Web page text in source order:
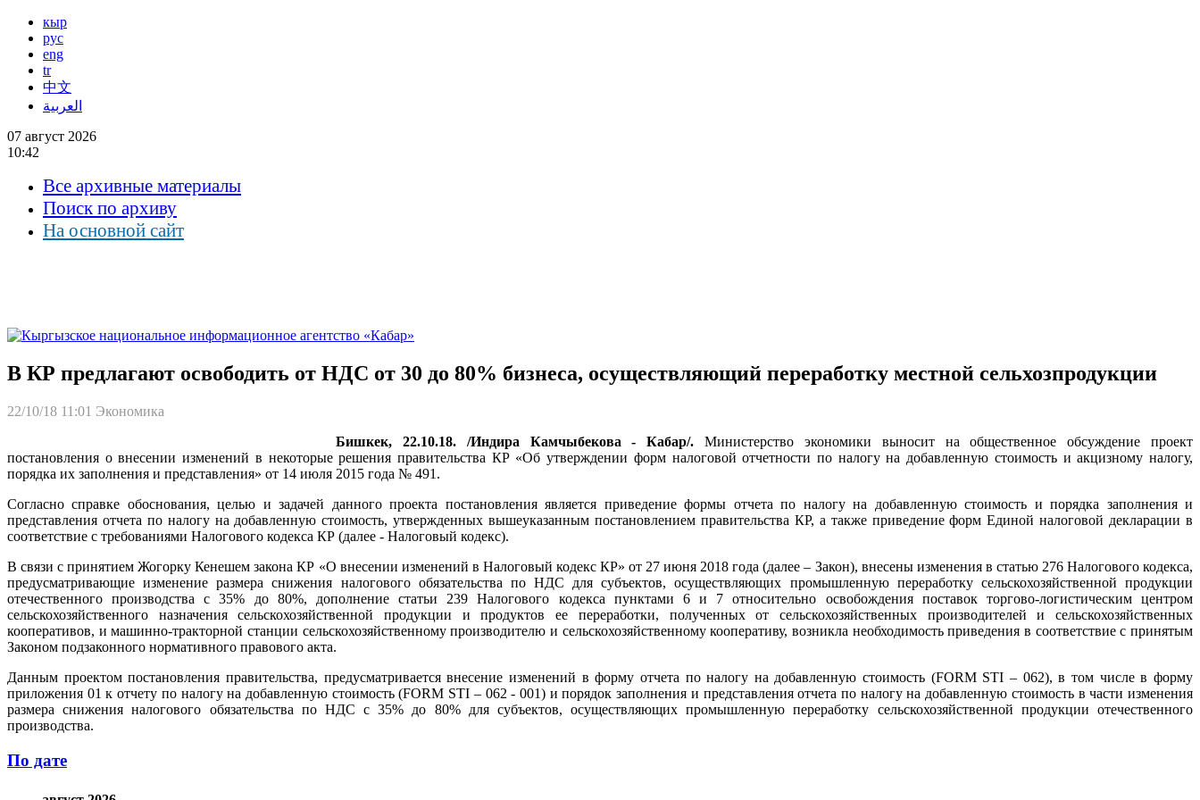
кыр
рус
eng
tr
中文
العربية
07 август 2026
10:42
Все архивные материалы
Поиск по архиву
На основной сайт
В КР предлагают освободить от НДС от 30 до 80% бизнеса, осуществляющий переработку местной сельхозпродукции
22/10/18 11:01 Экономика
Бишкек, 22.10.18. /Индира Камчыбекова - Кабар/. Министерство экономики выносит на общественное обсуждение проект
постановления о внесении изменений в некоторые решения правительства КР «Об утверждении форм налоговой отчетности по налогу на добавленную стоимость и акцизному налогу,
порядка их заполнения и представления» от 14 июля 2015 года № 491.
Согласно справке обоснования, целью и задачей данного проекта постановления является приведение формы отчета по налогу на добавленную стоимость и порядка заполнения и
представления отчета по налогу на добавленную стоимость, утвержденных вышеуказанным постановлением правительства КР, а также приведение форм Единой налоговой декларации в
соответствие с требованиями Налогового кодекса КР (далее - Налоговый кодекс).
В связи с принятием Жогорку Кенешем закона КР «О внесении изменений в Налоговый кодекс КР» от 27 июня 2018 года (далее – Закон), внесены изменения в статью 276 Налогового кодекса,
предусматривающие изменение размера снижения налогового обязательства по НДС для субъектов, осуществляющих промышленную переработку сельскохозяйственной продукции
отечественного производства с 35% до 80%, дополнение статьи 239 Налогового кодекса пунктами 6 и 7 относительно освобождения поставок торгово-логистическим центром
сельскохозяйственного назначения сельскохозяйственной продукции и продуктов ее переработки, полученных от сельскохозяйственных производителей и сельскохозяйственных
кооперативов, и машинно-тракторной станции сельскохозяйственному производителю и сельскохозяйственному кооперативу, возникла необходимость приведения в соответствие с принятым
Законом подзаконного нормативного правового акта.
Данным проектом постановления правительства, предусматривается внесение изменений в форму отчета по налогу на добавленную стоимость (FORM STI – 062), в том числе в форму
приложения 01 к отчету по налогу на добавленную стоимость (FORM STI – 062 - 001) и порядок заполнения и представления отчета по налогу на добавленную стоимость в части изменения
размера снижения налогового обязательства по НДС с 35% до 80% для субъектов, осуществляющих промышленную переработку сельскохозяйственной продукции отечественного
производства.
По дате